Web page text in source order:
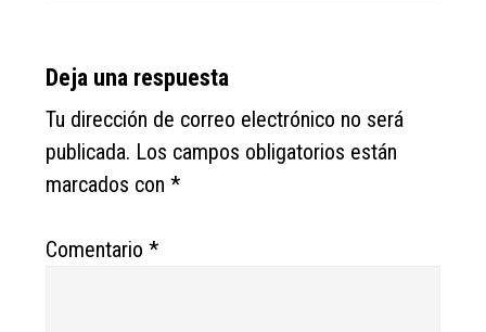
Reader
Interactions
Deja una respuesta
Tu dirección de correo electrónico no será
publicada. Los campos obligatorios están
marcados con*
Comentario*